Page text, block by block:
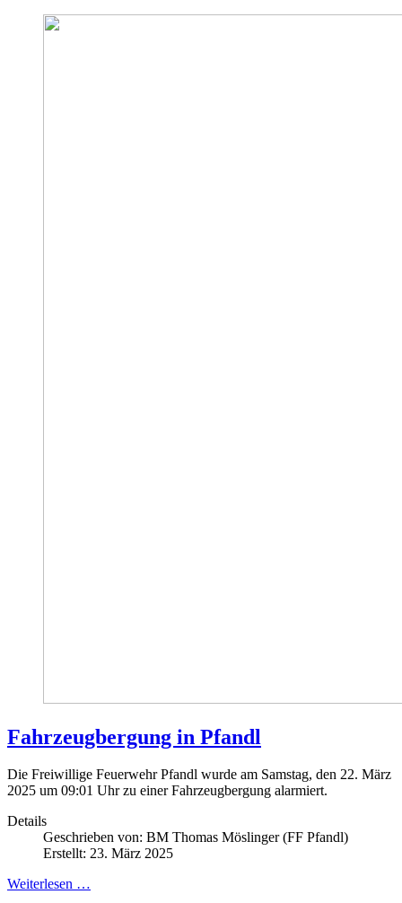
Fahrzeugbergung in Pfandl
Die Freiwillige Feuerwehr Pfandl wurde am Samstag, den 22. März
2025 um 09:01 Uhr zu einer Fahrzeugbergung alarmiert.
Details
Geschrieben von: BM Thomas Möslinger (FF Pfandl)
Erstellt: 23. März 2025
Weiterlesen …